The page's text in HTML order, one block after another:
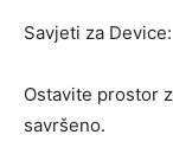
Savjeti za Device:
Ostavite prostor
savršeno.